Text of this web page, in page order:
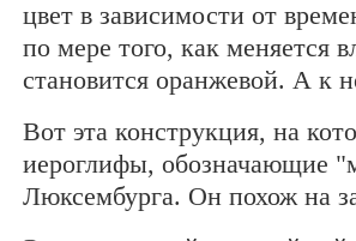
цвет в зависимости от
по мере того, как меняется
становится оранжевой. А к
Вот эта конструкция, на
иероглифы, обозначающие
Люксембурга. Он похож на